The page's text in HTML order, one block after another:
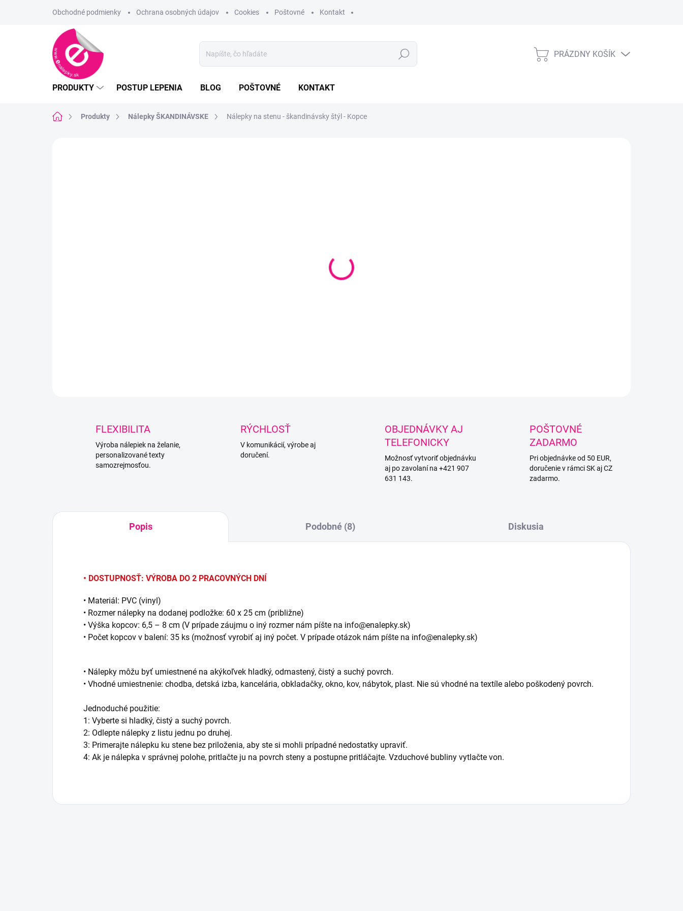
Obchodné podmienky Ochrana osobných údajov Cookies Poštovné Kontakt
Hľadať
NÁKUPNÝ
PRÁZDNY KOŠÍK
PRODUKTY POSTUP LEPENIA BLOG POŠTOVNÉ KONTAKT
DomovProdukty Nálepky ŠKANDINÁVSKE Nálepky na stenu - škandinávsky štýl - Kopce
FLEXIBILITA
Výroba nálepiek na želanie,
personalizované texty
samozrejmosťou.
RÝCHLOSŤ
V komunikácií, výrobe aj
doručení.
OBJEDNÁVKY AJ
TELEFONICKY
Možnosť vytvoriť objednávku
aj po zavolaní na +421 907
631 143.
POŠTOVNÉ
ZADARMO
Pri objednávke od 50 EUR,
doručenie v rámci SK aj CZ
zadarmo.
Popis Podobné (8) Diskusia
• DOSTUPNOSŤ: VÝROBA DO 2 PRACOVNÝCH DNÍ
• Materiál: PVC (vinyl)
• Rozmer nálepky na dodanej podložke: 60 x 25 cm (približne)
• Výška kopcov: 6,5 – 8 cm (V prípade záujmu o iný rozmer nám píšte na info@enalepky.sk)
• Počet kopcov v balení: 35 ks (možnosť vyrobiť aj iný počet. V prípade otázok nám píšte na info@enalepky.sk)
• Nálepky môžu byť umiestnené na akýkoľvek hladký, odmastený, čistý a suchý povrch.
• Vhodné umiestnenie: chodba, detská izba, kancelária, obkladačky, okno, kov, nábytok, plast. Nie sú vhodné na textíle alebo poškodený povrch.
Jednoduché použitie:
1: Vyberte si hladký, čistý a suchý povrch.
2: Odlepte nálepky z listu jednu po druhej.
3: Primerajte nálepku ku stene bez priloženia, aby ste si mohli prípadné nedostatky upraviť.
4: Ak je nálepka v správnej polohe, pritlačte ju na povrch steny a postupne pritláčajte. Vzduchové bubliny vytlačte von.